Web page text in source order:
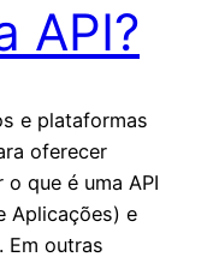
API?
e plataformas
oferecer
que é uma API
Aplicações) e
Em outras